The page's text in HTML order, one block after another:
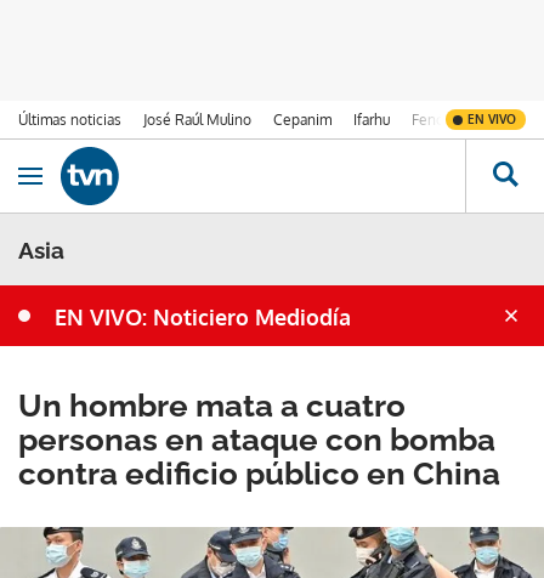
Últimas noticias José Raúl Mulino Cepanim Ifarhu Fenómeno de El
EN VIVO
Ir al contenido
Obrir navegació
Asia
EN VIVO: Noticiero Mediodía
Un hombre mata a cuatro
personas en ataque con bomba
contra edificio público en China